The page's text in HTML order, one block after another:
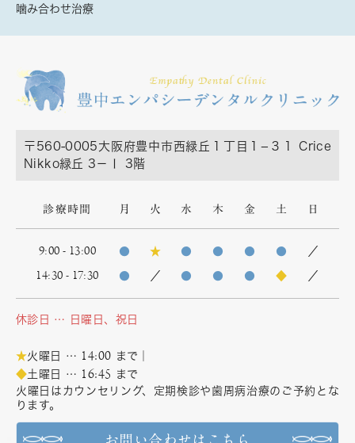
噛み合わせ治療
〒560-0005 大阪府豊中市西緑丘１丁目１−３１ Crice
Nikko緑丘 3－Ⅰ 3階
診療時間 月 火 水 木 金 土 日
9:00 - 13:00 ● ★ ● ● ● ● ／
14:30 - 17:30 ● ／ ● ● ● ◆ ／
休診日 … 日曜日、祝日
★火曜日 … 14:00 まで｜
◆土曜日 … 16:45 まで
火曜日はカウンセリング、定期検診や歯周病治療のご予約とな
ります。
お問い合わせはこちら